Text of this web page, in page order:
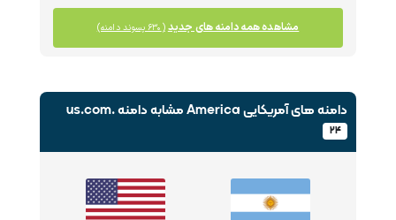
مشاهده همه دامنه های جدید (۶۳۰ پسوند دامنه)
دامنه های آمریکایی America مشابه دامنه .us.com
۲۴